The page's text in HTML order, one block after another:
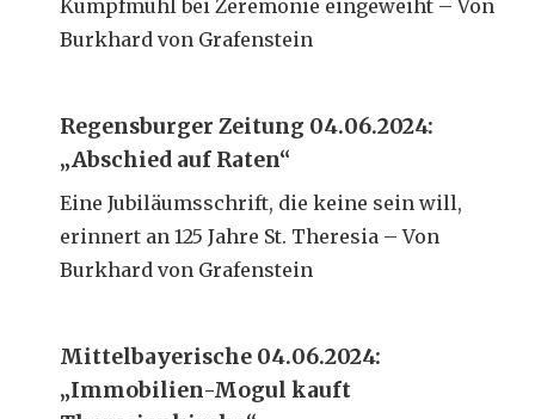
Kumpfmühl bei Zeremonie eingeweiht – Von
Burkhard von Grafenstein
Regensburger Zeitung 04.06.2024:
„Abschied auf Raten“
Eine Jubiläumsschrift, die keine sein will,
erinnert an 125 Jahre St. Theresia – Von
Burkhard von Grafenstein
Mittelbayerische 04.06.2024:
„Immobilien-Mogul kauft